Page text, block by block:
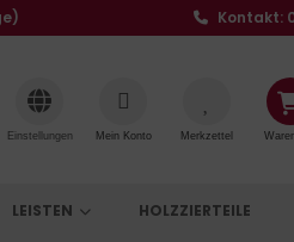
Kontakt:
Einstellungen Mein Konto Merkzettel
LEISTEN HOLZZIERTEILE